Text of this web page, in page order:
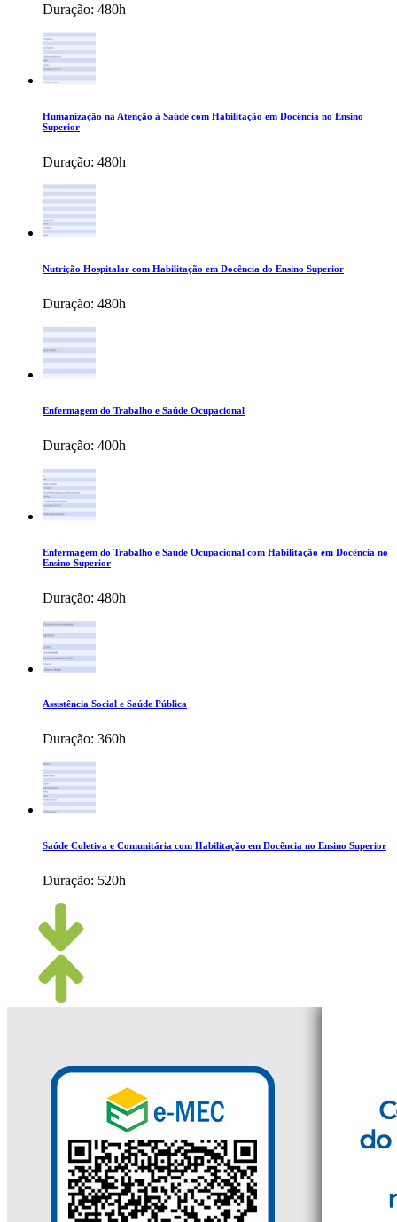
Duração: 480h
Humanização na Atenção à Saúde com Habilitação em Docência no Ensino
Superior
Duração: 480h
Nutrição Hospitalar com Habilitação em Docência do Ensino Superior
Duração: 480h
Enfermagem do Trabalho e Saúde Ocupacional
Duração: 400h
Enfermagem do Trabalho e Saúde Ocupacional com Habilitação em Docência no
Ensino Superior
Duração: 480h
Assistência Social e Saúde Pública
Duração: 360h
Saúde Coletiva e Comunitária com Habilitação em Docência no Ensino Superior
Duração: 520h